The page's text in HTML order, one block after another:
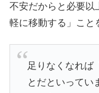
不安だからと必要以
軽に移動する」こと
足りなくなれば
とだといってい